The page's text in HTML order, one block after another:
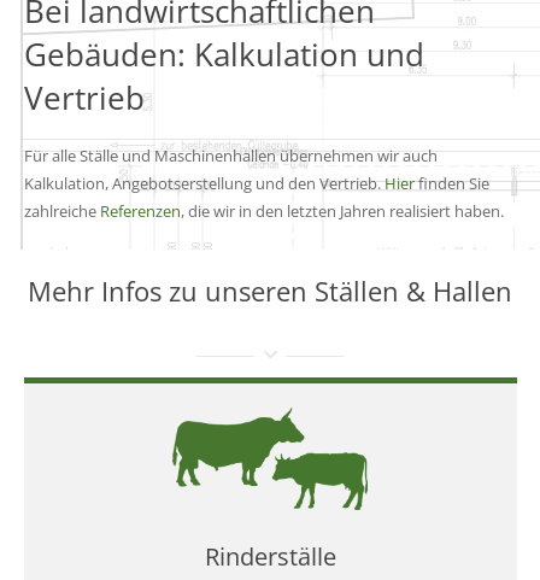
Bei landwirtschaftlichen
Gebäuden: Kalkulation und
Vertrieb
Für alle Ställe und Maschinenhallen übernehmen wir auch
Kalkulation, Angebotserstellung und den Vertrieb.Hierfinden Sie
zahlreiche Referenzen, die wir in den letzten Jahren realisiert haben.
Mehr Infos zu unseren Ställen & Hallen
Rinderställe